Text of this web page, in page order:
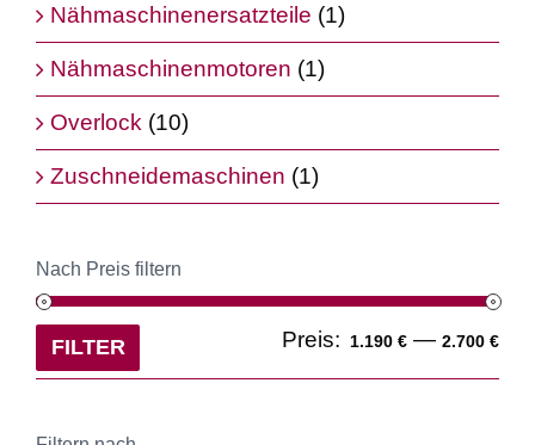
Nähmaschinenersatzteile (1)
Nähmaschinenmotoren (1)
Overlock (10)
Zuschneidemaschinen (1)
Nach Preis filtern
FILTER Preis: 1.190 € — 2.700 €